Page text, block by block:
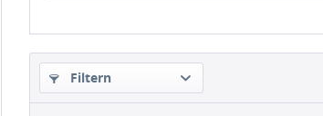
Filtern